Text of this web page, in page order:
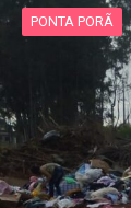
PONTA PORÃ